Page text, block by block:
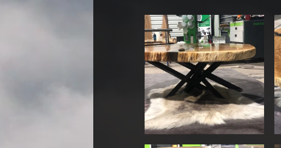
Couchtisch Entertainment Möbel
Crackriver Tischplatte Esstische
Werkstatt Tour Rivertable Tv